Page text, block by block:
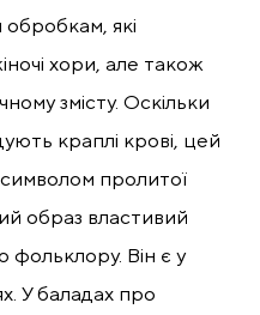
обробкам, які
хори, але також
змісту. Оскільки
краплі крові, цей
пролитої
образ властивий
фольклору. Він є у
У баладах про